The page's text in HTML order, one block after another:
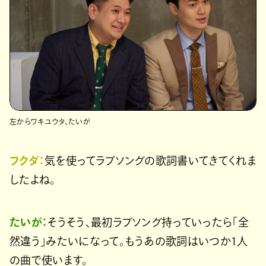
左からワキユウタ、たいが
フクダ： 気を使ってラブソングの歌詞書いてきてくれま
したよね。
たいが： そうそう、最初ラブソング持っていったら「全
然違う」みたいになって。もうあの歌詞はいつか1人
の曲で使います。